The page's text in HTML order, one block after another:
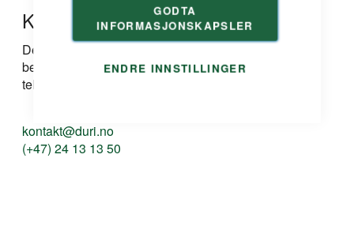
GODTA
INFORMASJONSKAPSLER
ENDRE INNSTILLINGER
Kontakt oss
Dersom du har spørsmål om produkt, løsning eller
bestilling kan du ta kontakt med oss på e-post eller
telefon:
kontakt@duri.no
(+47) 24 13 13 50